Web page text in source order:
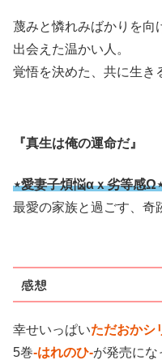
蔑みと憐れみばかりを向
出会えた温かい人。
覚悟を決めた、共に生き
『真生は俺の運命だ』
⋆愛妻子煩悩αｘ劣等感
最愛の家族と過ごす、奇
感想
幸せいっぱいただおかシ
5巻-はれのひ-が発売にな